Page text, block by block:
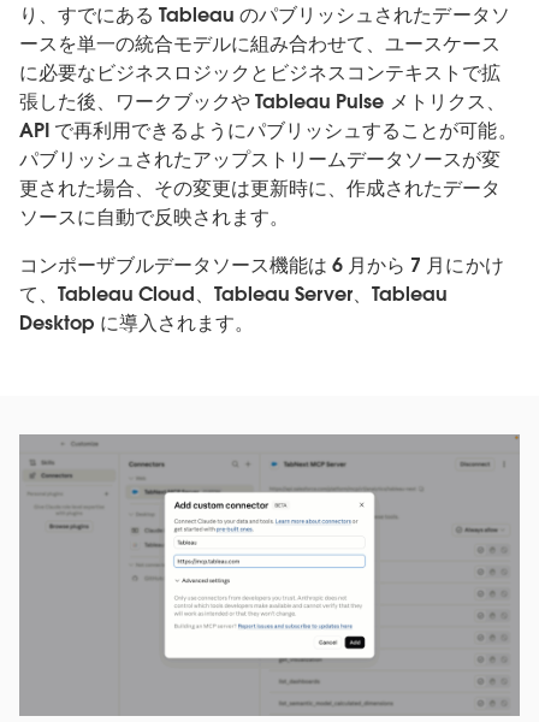
り、すでにある Tableau のパブリッシュされたデータソ
ースを単一の統合モデルに組み合わせて、ユースケース
に必要なビジネスロジックとビジネスコンテキストで拡
張した後、ワークブックや Tableau Pulse メトリクス、
API で再利用できるようにパブリッシュすることが可能。
パブリッシュされたアップストリームデータソースが変
更された場合、その変更は更新時に、作成されたデータ
ソースに自動で反映されます。
コンポーザブルデータソース機能は 6 月から 7 月にかけ
て、Tableau Cloud、Tableau Server、Tableau
Desktop に導入されます。